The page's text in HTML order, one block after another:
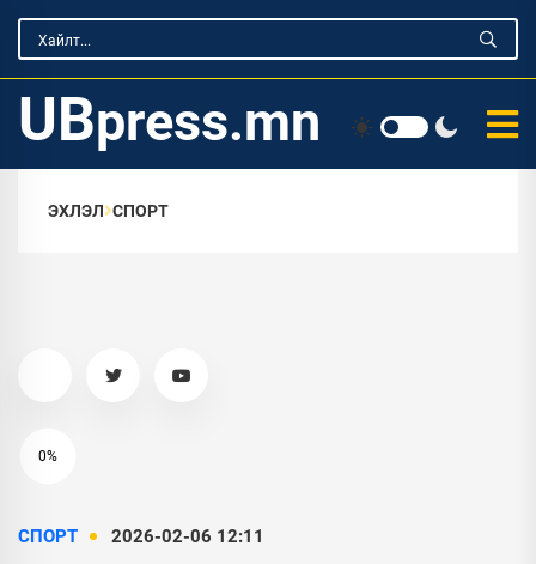
UBpress.mn
ЭХЛЭЛ СПОРТ
0%
СПОРТ 2026-02-06 12:11